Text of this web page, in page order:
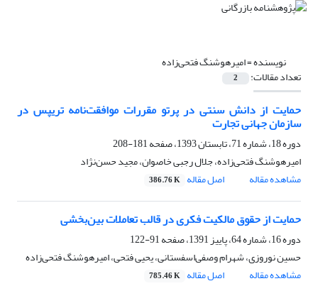
نویسنده =امیرهوشنگ فتحی‌زاده
تعداد مقالات: 2
حمایت از دانش سنتی در پرتو مقررات موافقت‌نامه تریپس در
سازمان جهانی تجارت
دوره 18، شماره 71، تابستان 1393، صفحه
181-208
امیرهوشنگ فتحی‌زاده، جلال رجبی خاصوان، مجید حسن‌نژاد
مشاهده مقاله
اصل مقاله 386.76 K
حمایت از حقوق مالکیت فکری در قالب تعاملات بین‌بخشی
دوره 16، شماره 64، پاییز 1391، صفحه
91-122
حسین نوروزی، شهرام وصفی‌اسفستانی، یحیی فتحی، امیرهوشنگ فتحی‌زاده
مشاهده مقاله
اصل مقاله 785.46 K